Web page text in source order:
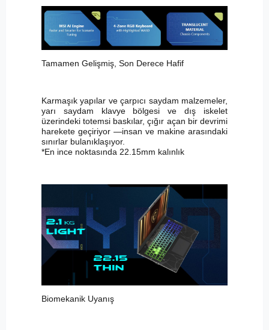
Tamamen Gelişmiş, Son Derece Hafif
Karmaşık yapılar ve çarpıcı saydam malzemeler,
yarı saydam klavye bölgesi ve dış iskelet
üzerindeki totemsi baskılar, çığır açan bir devrimi
harekete geçiriyor —insan ve makine arasındaki
sınırlar bulanıklaşıyor.
*En ince noktasında 22.15mm kalınlık
Biomekanik Uyanış